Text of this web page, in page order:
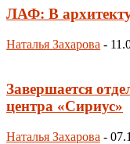
ЛАФ: В
Наталья Захарова -
Завершается
центра «Сириус»
Наталья Захарова -